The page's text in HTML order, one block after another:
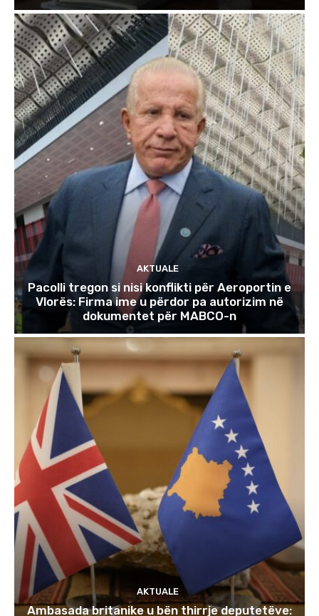
AKTUALE
Pacolli tregon si nisi konflikti për Aeroportin e
Vlorës: Firma ime u përdor pa autorizim në
dokumentet për MABCO-n
AKTUALE
Ambasada britanike u bën thirrje deputetëve: